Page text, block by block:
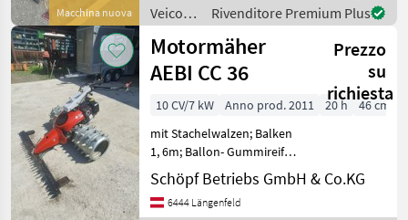
Macchina nuova
Freischnittbalken 1, 90m -
2x
Veicoli
agricoli
a
motore
/ Aebi
Rivenditore Premium Plus
Motormäher
AEBI CC 36
Prezzo
su
richiesta
10 CV/7 kW Anno prod. 2011 20 h
46 cm
mit Stachelwalzen; Balken
1, 6m; Ballon- Gummireifen
Tipo di motore: Benzina,
Trazione idrostatica, 1
cilindro, : Trazione
Schöpf Betriebs GmbH & Co.KG
6444 Längenfeld